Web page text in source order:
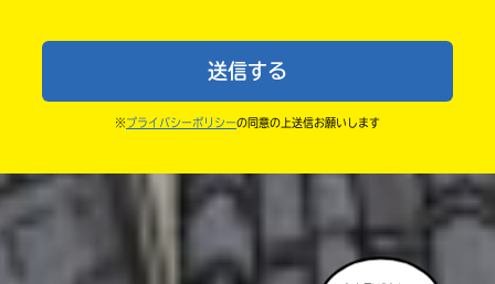
中学1年
ならないよう気をつけてね。
・キャンペーン開催中は、投稿した後の画面にバナー
・ポプラ社の宣伝物で紹介させてもらうことがある
・かき終えたら、人を傷つけていたり、個人情報をか
送信する
※ プライバシーポリシーの同意の上送信お願いします